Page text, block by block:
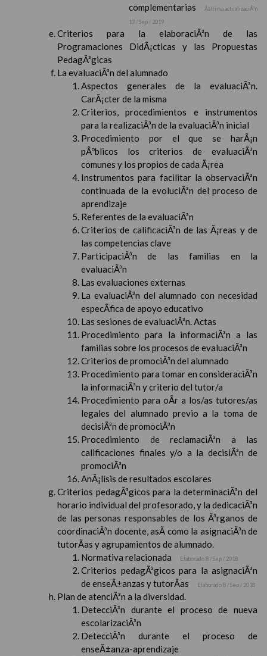
complementarias
Ãšltima actualizaciÃ³n
13 / Sep / 2019
Criterios para la elaboraciÃ³n de las
Programaciones DidÃ¡cticas y las Propuestas
PedagÃ³gicas
La evaluaciÃ³n del alumnado
Aspectos generales de la evaluaciÃ³n.
CarÃ¡cter de la misma
Criterios, procedimientos e instrumentos
para la realizaciÃ³n de la evaluaciÃ³n inicial
Procedimiento por el que se harÃ¡n
pÃºblicos los criterios de evaluaciÃ³n
comunes y los propios de cada Ã¡rea
Instrumentos para facilitar la observaciÃ³n
continuada de la evoluciÃ³n del proceso de
aprendizaje
Referentes de la evaluaciÃ³n
Criterios de calificaciÃ³n de las Ã¡reas y de
las competencias clave
ParticipaciÃ³n de las familias en la
evaluaciÃ³n
Las evaluaciones externas
La evaluaciÃ³n del alumnado con necesidad
especÃ­fica de apoyo educativo
Las sesiones de evaluaciÃ³n. Actas
Procedimiento para la informaciÃ³n a las
familias sobre los procesos de evaluaciÃ³n
Criterios de promociÃ³n del alumnado
Procedimiento para tomar en consideraciÃ³n
la informaciÃ³n y criterio del tutor/a
Procedimiento para oÃ­r a los/as tutores/as
legales del alumnado previo a la toma de
decisiÃ³n de promociÃ³n
Procedimiento de reclamaciÃ³n a las
calificaciones finales y/o a la decisiÃ³n de
promociÃ³n
AnÃ¡lisis de resultados escolares
Criterios pedagÃ³gicos para la determinaciÃ³n del
horario individual del profesorado, y la dedicaciÃ³n
de las personas responsables de los Ã³rganos de
coordinaciÃ³n docente, asÃ­ como la asignaciÃ³n de
tutorÃ­as y agrupamientos de alumnado.
Normativa relacionada
Elaborado 8 / Sep / 2018
Criterios pedagÃ³gicos para la asignaciÃ³n
de enseÃ±anzas y tutorÃ­as
Elaborado 8 / Sep / 2018
Plan de atenciÃ³n a la diversidad.
DetecciÃ³n durante el proceso de nueva
escolarizaciÃ³n
DetecciÃ³n durante el proceso de
enseÃ±anza-aprendizaje